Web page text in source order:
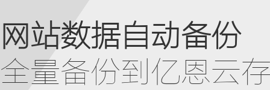
网站数据自动备份
全量备份到亿恩云